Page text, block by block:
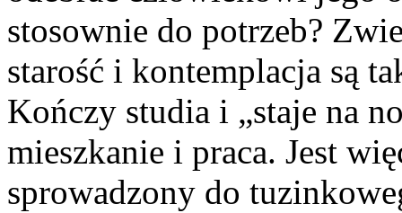
stosownie do potrzeb?
starość i kontemplacja są
Kończy studia i „staje na
mieszkanie i praca. Jest
sprowadzony do